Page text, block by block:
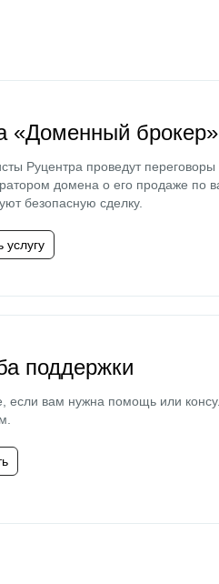
«Доменный брокер»
Руцентра проведут переговоры
домена о его продаже по
безопасную сделку.
услугу
поддержки
если вам нужна помощь или